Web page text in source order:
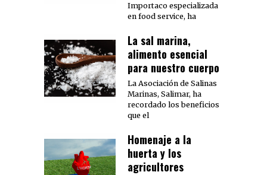
Importaco especializada
en food service, ha
La sal marina,
alimento esencial
para nuestro cuerpo
La Asociación de Salinas
Marinas, Salimar, ha
recordado los beneficios
que el
Homenaje a la
huerta y los
agricultores